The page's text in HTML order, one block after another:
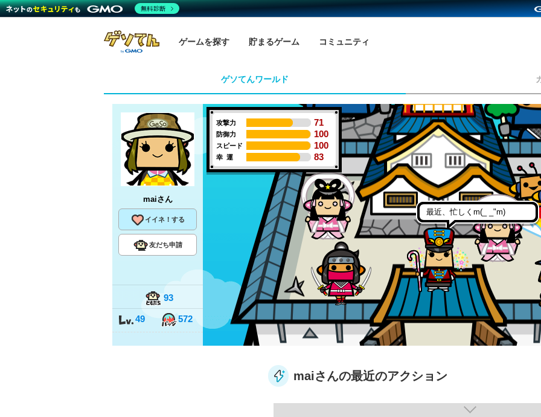
ゲームを探す 貯まるゲーム コミュニティ
ゲソてんワールド
maiさん
イイネ！する
友だち申請
93
49 572
攻撃力 71
防御力 100
スピード 100
幸 運 83
最近、忙しくm(_ _"m)
maiさんの最近のアクション
無料診断